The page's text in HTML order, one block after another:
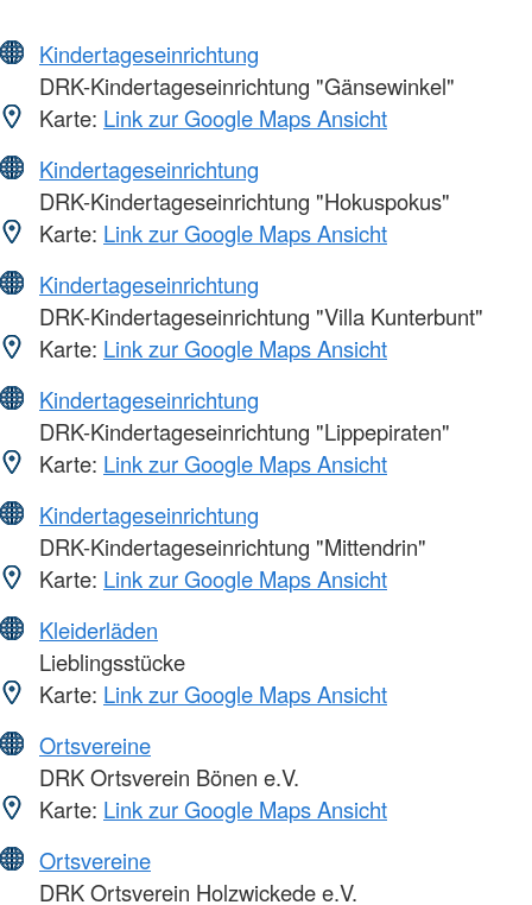
Kindertageseinrichtung
DRK-Kindertageseinrichtung "Gänsewinkel"
Karte: Link zur Google Maps Ansicht
Kindertageseinrichtung
DRK-Kindertageseinrichtung "Hokuspokus"
Karte: Link zur Google Maps Ansicht
Kindertageseinrichtung
DRK-Kindertageseinrichtung "Villa Kunterbunt"
Karte: Link zur Google Maps Ansicht
Kindertageseinrichtung
DRK-Kindertageseinrichtung "Lippepiraten"
Karte: Link zur Google Maps Ansicht
Kindertageseinrichtung
DRK-Kindertageseinrichtung "Mittendrin"
Karte: Link zur Google Maps Ansicht
Kleiderläden
Lieblingsstücke
Karte: Link zur Google Maps Ansicht
Ortsvereine
DRK Ortsverein Bönen e.V.
Karte: Link zur Google Maps Ansicht
Ortsvereine
DRK Ortsverein Holzwickede e.V.